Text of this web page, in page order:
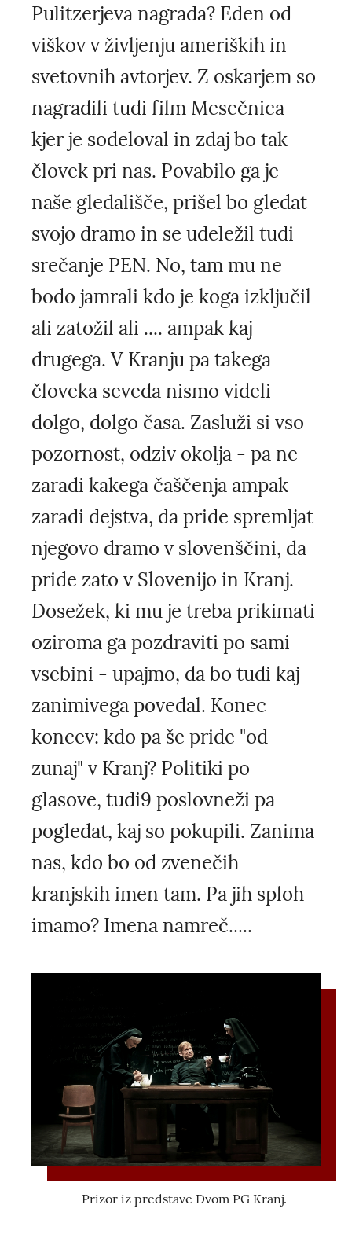
Pulitzerjeva nagrada? Eden od
viškov v življenju ameriških in
svetovnih avtorjev. Z oskarjem so
nagradili tudi film Mesečnica
kjer je sodeloval in zdaj bo tak
človek pri nas. Povabilo ga je
naše gledališče, prišel bo gledat
svojo dramo in se udeležil tudi
srečanje PEN. No, tam mu ne
bodo jamrali kdo je koga izključil
ali zatožil ali .... ampak kaj
drugega. V Kranju pa takega
človeka seveda nismo videli
dolgo, dolgo časa. Zasluži si vso
pozornost, odziv okolja - pa ne
zaradi kakega čaščenja ampak
zaradi dejstva, da pride spremljat
njegovo dramo v slovenščini, da
pride zato v Slovenijo in Kranj.
Dosežek, ki mu je treba prikimati
oziroma ga pozdraviti po sami
vsebini - upajmo, da bo tudi kaj
zanimivega povedal. Konec
koncev: kdo pa še pride "od
zunaj" v Kranj? Politiki po
glasove, tudi9 poslovneži pa
pogledat, kaj so pokupili. Zanima
nas, kdo bo od zvenečih
kranjskih imen tam. Pa jih sploh
imamo? Imena namreč.....
Prizor iz predstave Dvom PG Kranj.